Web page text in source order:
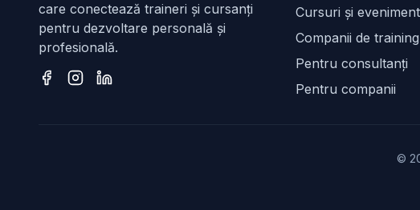
care conectează traineri și cursanți
pentru dezvoltare personală și
profesională.
Cursuri și
Companii de training
Pentru consultanți
Pentru companii
©